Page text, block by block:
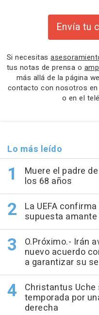
Envía tu
Si necesitas
tus notas de prensa o
más allá de la página
contacto con nosotros en
o en el
Lo más leído
Muere el padre
los 68 años
La UEFA
supuesta
O.Próximo.- Irán
nuevo acuerdo
a garantizar su
Christantus
temporada por
derecha